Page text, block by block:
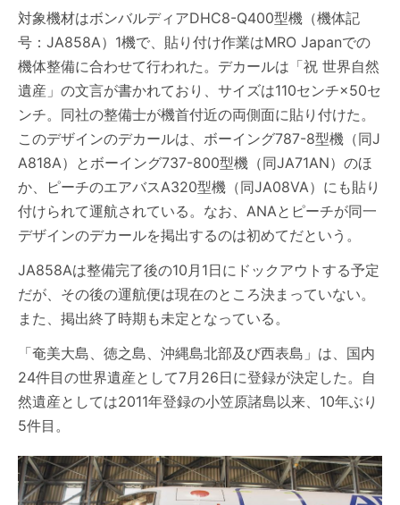
対象機材はボンバルディアDHC8-Q400型機（機体記
号：JA858A）1機で、貼り付け作業はMRO Japanでの
機体整備に合わせて行われた。デカールは「祝 世界自然
遺産」の文言が書かれており、サイズは110センチ×50セ
ンチ。同社の整備士が機首付近の両側面に貼り付けた。
このデザインのデカールは、ボーイング787-8型機（同J
A818A）とボーイング737-800型機（同JA71AN）のほ
か、ピーチのエアバスA320型機（同JA08VA）にも貼り
付けられて運航されている。なお、ANAとピーチが同一
デザインのデカールを掲出するのは初めてだという。
JA858Aは整備完了後の10月1日にドックアウトする予定
だが、その後の運航便は現在のところ決まっていない。
また、掲出終了時期も未定となっている。
「奄美大島、徳之島、沖縄島北部及び西表島」は、国内
24件目の世界遺産として7月26日に登録が決定した。自
然遺産としては2011年登録の小笠原諸島以来、10年ぶり
5件目。